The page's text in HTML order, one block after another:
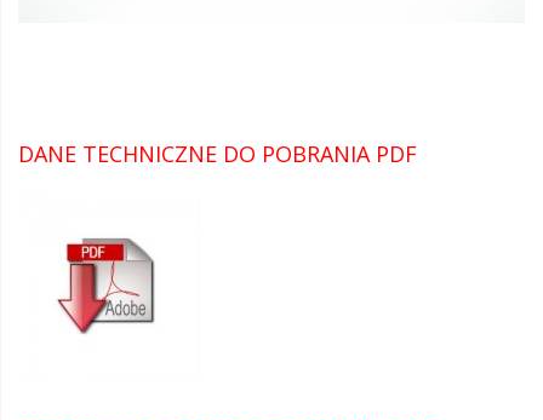
DANE TECHNICZNE DO POBRANIA PDF